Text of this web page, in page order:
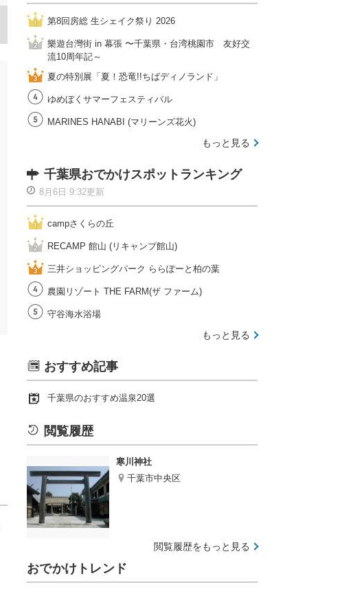
第8回房総 生シェイク祭り 2026
樂遊台灣街 in 幕張 〜千葉県・台湾桃園市 友好交
流10周年記～
夏の特別展「夏！恐竜!!ちばディノランド」
ゆめぼくサマーフェスティバル
MARINES HANABI (マリーンズ花火)
もっと見る
千葉県おでかけスポットランキング
8月6日 9:32更新
campさくらの丘
RECAMP 館山 (リキャンプ館山)
三井ショッピングパーク ららぽーと柏の葉
農園リゾート THE FARM(ザ ファーム)
守谷海水浴場
もっと見る
おすすめ記事
千葉県のおすすめ温泉20選
閲覧履歴
寒川神社
千葉市中央区
閲覧履歴をもっと見る
おでかけトレンド